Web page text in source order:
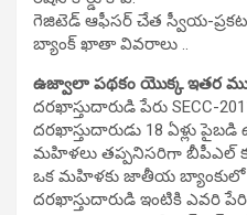
గెజిటెడ్ ఆఫీసర్ చేత స్వీయ-
బ్యాంక్ ఖాతా వివరాలు ..
ఉజ్వాలా పథకం యొక్క ఇతర
దరఖాస్తుదారుడి పేరు SECC-
దరఖాస్తుదారుడు 18 ఏళ్లు
మహిళలు తప్పనిసరిగా బీపీఎల్
ఒక మహిళకు జాతీయ
దరఖాస్తుదారుడి ఇంటికి ఎవరి